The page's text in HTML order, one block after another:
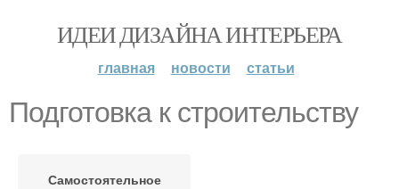
ИДЕИ ДИЗАЙНА ИНТЕРЬЕРА
главная новости статьи
Подготовка к строительству
Самостоятельное